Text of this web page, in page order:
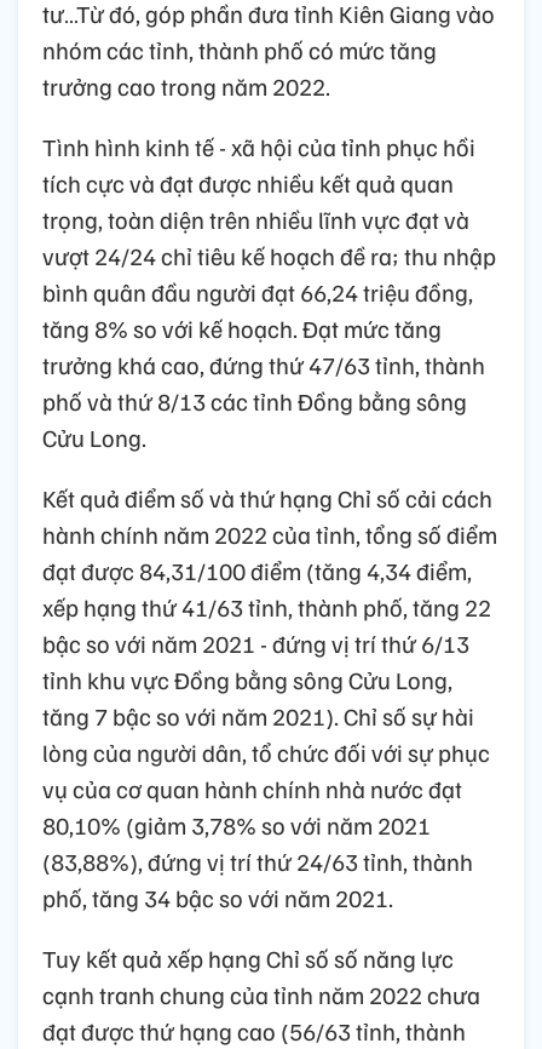
tư…Từ đó, góp phần đưa tỉnh Kiên Giang vào
nhóm các tỉnh, thành phố có mức tăng
trưởng cao trong năm 2022.
Tình hình kinh tế - xã hội của tỉnh phục hồi
tích cực và đạt được nhiều kết quả quan
trọng, toàn diện trên nhiều lĩnh vực đạt và
vượt 24/24 chỉ tiêu kế hoạch đề ra; thu nhập
bình quân đầu người đạt 66,24 triệu đồng,
tăng 8% so với kế hoạch. Đạt mức tăng
trưởng khá cao, đứng thứ 47/63 tỉnh, thành
phố và thứ 8/13 các tỉnh Đồng bằng sông
Cửu Long.
Kết quả điểm số và thứ hạng Chỉ số cải cách
hành chính năm 2022 của tỉnh, tổng số điểm
đạt được 84,31/100 điểm (tăng 4,34 điểm,
xếp hạng thứ 41/63 tỉnh, thành phố, tăng 22
bậc so với năm 2021 - đứng vị trí thứ 6/13
tỉnh khu vực Đồng bằng sông Cửu Long,
tăng 7 bậc so với năm 2021). Chỉ số sự hài
lòng của người dân, tổ chức đối với sự phục
vụ của cơ quan hành chính nhà nước đạt
80,10% (giảm 3,78% so với năm 2021
(83,88%), đứng vị trí thứ 24/63 tỉnh, thành
phố, tăng 34 bậc so với năm 2021.
Tuy kết quả xếp hạng Chỉ số số năng lực
cạnh tranh chung của tỉnh năm 2022 chưa
đạt được thứ hạng cao (56/63 tỉnh, thành